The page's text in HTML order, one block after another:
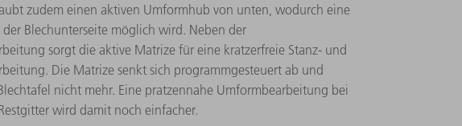
zudem einen aktiven Umformhub von unten, wodurch eine
Blechunterseite möglich wird. Neben der
sorgt die aktive Matrize für eine kratzerfreie Stanz- und
Die Matrize senkt sich programmgesteuert ab und
nicht mehr. Eine pratzennahe Umformbearbeitung bei
wird damit noch einfacher.